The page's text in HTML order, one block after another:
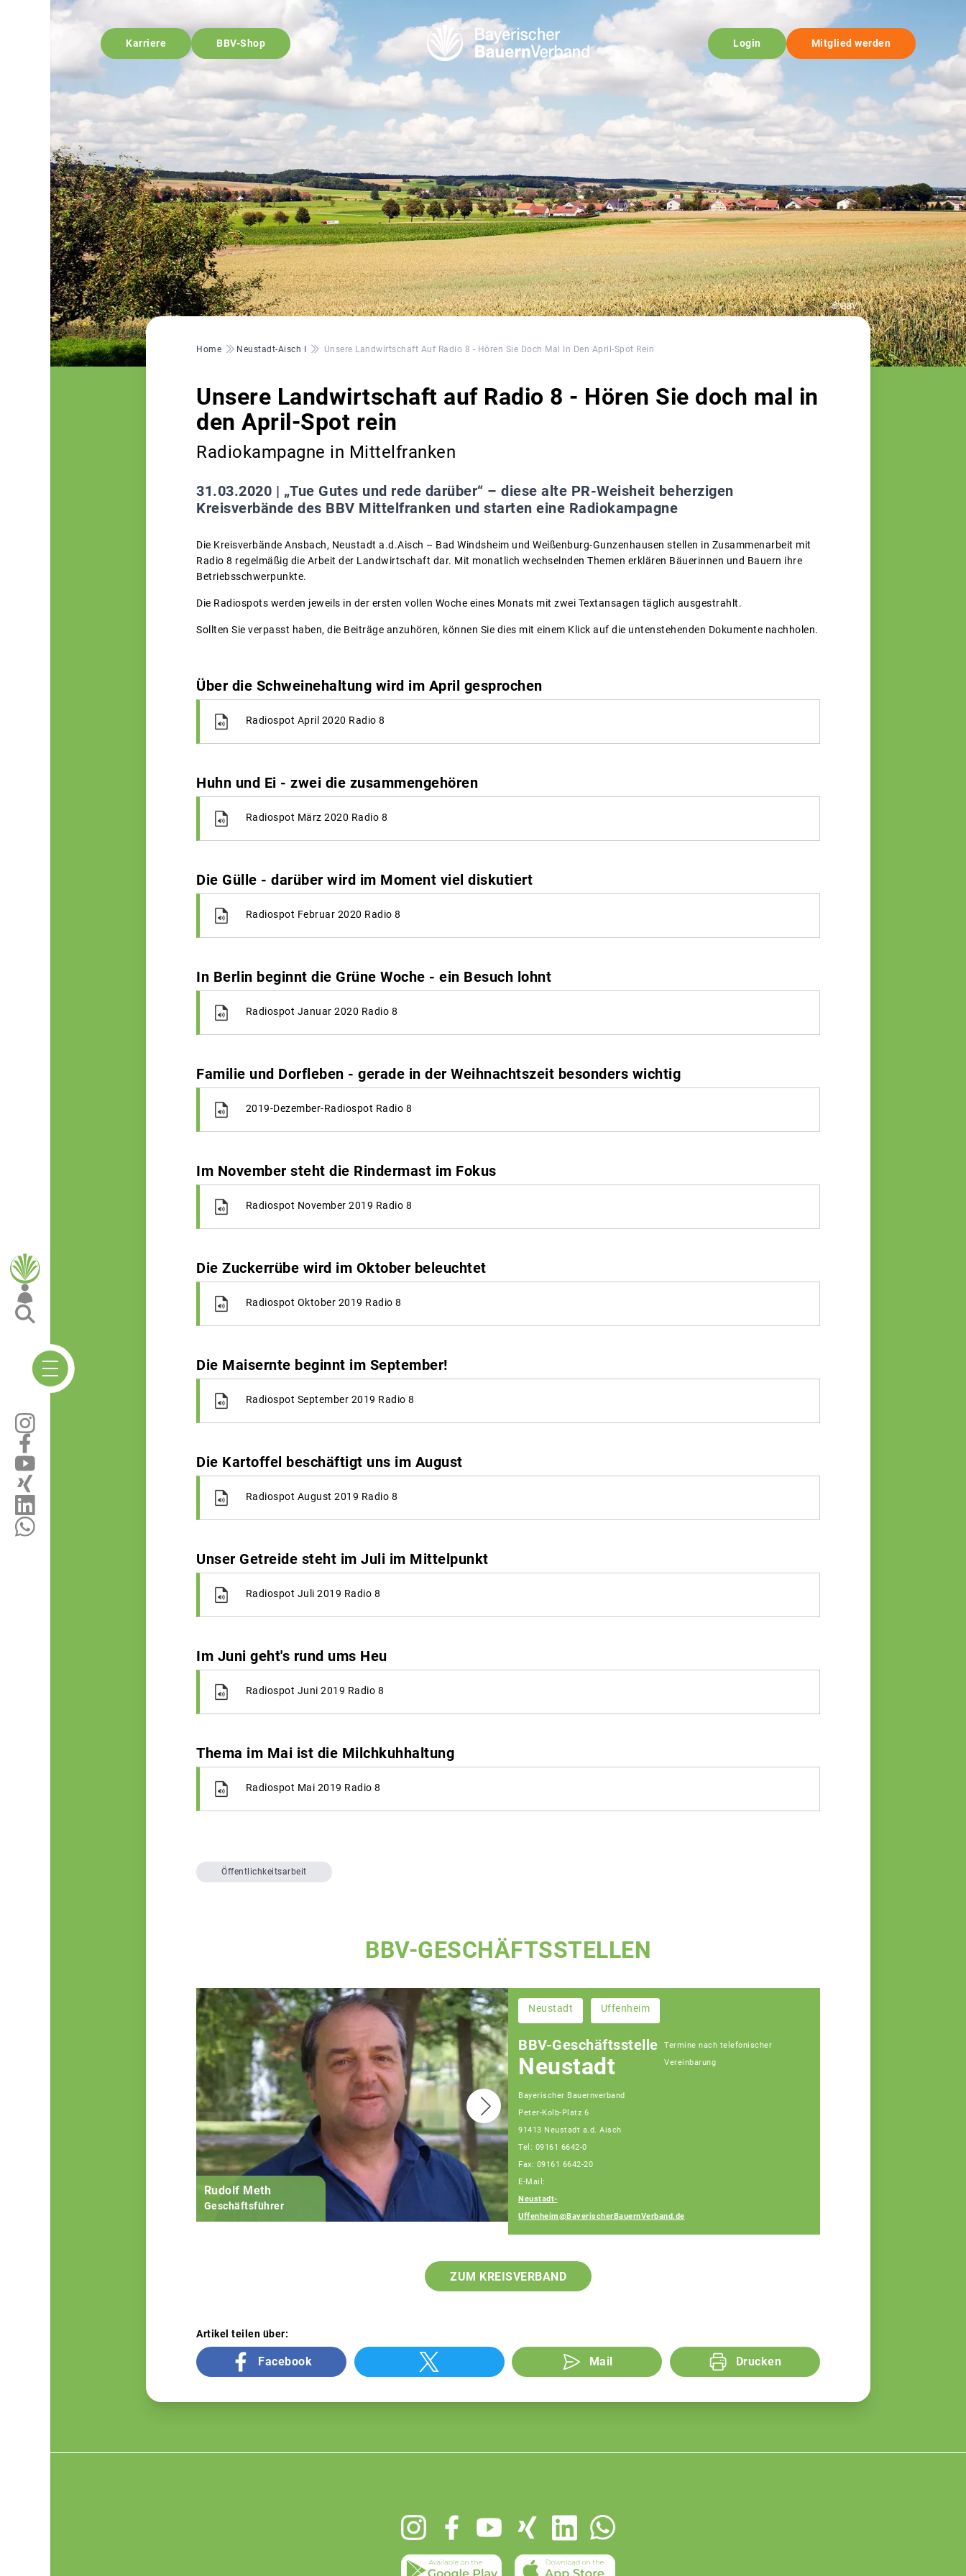
Karriere BBV-Shop Login Mitglied werden
© BBV
Pfadnavigation
Home Neustadt-Aisch I Unsere Landwirtschaft Auf Radio 8 - Hören Sie Doch Mal In Den April-Spot Rein
Unsere Landwirtschaft auf Radio 8 - Hören Sie doch mal in
den April-Spot rein
Radiokampagne in Mittelfranken
31.03.2020 | „Tue Gutes und rede darüber“ – diese alte PR-Weisheit beherzigen
Kreisverbände des BBV Mittelfranken und starten eine Radiokampagne
Die Kreisverbände Ansbach, Neustadt a.d.Aisch – Bad Windsheim und Weißenburg-Gunzenhausen stellen in Zusammenarbeit mit
Radio 8 regelmäßig die Arbeit der Landwirtschaft dar. Mit monatlich wechselnden Themen erklären Bäuerinnen und Bauern ihre
Betriebsschwerpunkte.
Die Radiospots werden jeweils in der ersten vollen Woche eines Monats mit zwei Textansagen täglich ausgestrahlt.
Sollten Sie verpasst haben, die Beiträge anzuhören, können Sie dies mit einem Klick auf die untenstehenden Dokumente nachholen.
Über die Schweinehaltung wird im April gesprochen
Radiospot April 2020 Radio 8
Huhn und Ei - zwei die zusammengehören
Radiospot März 2020 Radio 8
Die Gülle - darüber wird im Moment viel diskutiert
Radiospot Februar 2020 Radio 8
In Berlin beginnt die Grüne Woche - ein Besuch lohnt
Radiospot Januar 2020 Radio 8
Familie und Dorfleben - gerade in der Weihnachtszeit besonders wichtig
2019-Dezember-Radiospot Radio 8
Im November steht die Rindermast im Fokus
Radiospot November 2019 Radio 8
Die Zuckerrübe wird im Oktober beleuchtet
Radiospot Oktober 2019 Radio 8
Die Maisernte beginnt im September!
Radiospot September 2019 Radio 8
Die Kartoffel beschäftigt uns im August
Radiospot August 2019 Radio 8
Unser Getreide steht im Juli im Mittelpunkt
Radiospot Juli 2019 Radio 8
Im Juni geht's rund ums Heu
Radiospot Juni 2019 Radio 8
Thema im Mai ist die Milchkuhhaltung
Radiospot Mai 2019 Radio 8
Öffentlichkeitsarbeit
BBV-GESCHÄFTSSTELLEN
Rudolf Meth
Geschäftsführer Fachberater
Neustadt Uffenheim
BBV-Geschäftsstelle
Neustadt
Bayerischer Bauernverband
Peter-Kolb-Platz 6
91413 Neustadt a.d. Aisch
Tel: 09161 6642-0
Fax: 09161 6642-20
E-Mail:
Neustadt-
Uffenheim@BayerischerBauernVerband.de
Termine nach telefonischer
Vereinbarung
ZUM KREISVERBAND
Artikel teilen über:
Facebook Mail Drucken